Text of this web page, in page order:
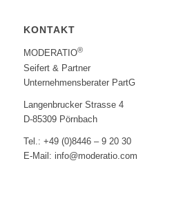
KONTAKT
MODERATIO®
Seifert & Partner
Unternehmensberater PartG
Langenbrucker Strasse 4
D-85309 Pörnbach
Tel.: +49 (0)8446 – 9 20 30
E-Mail: info@moderatio.com